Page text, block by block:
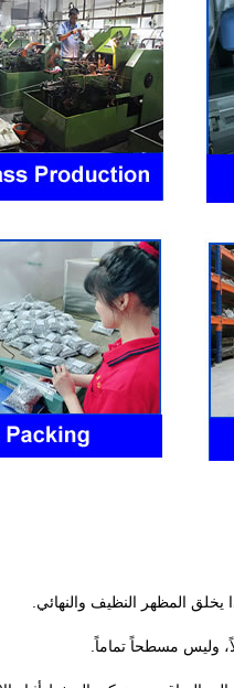
المظهر النظيف والنهائي.
وليس مسطحاً تماماً.